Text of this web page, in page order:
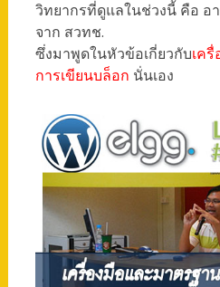
วิทยากรที่ดูแลในช่วงนี้ คือ อ
จาก สวทช.
ซึ่งมาพูดในหัวข้อเกี่ยวกับเค
การเขียนบล็อก นั่นเอง